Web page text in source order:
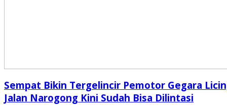
Sempat Bikin Tergelincir Pemotor Gegara
Jalan Narogong Kini Sudah Bisa Dilintasi